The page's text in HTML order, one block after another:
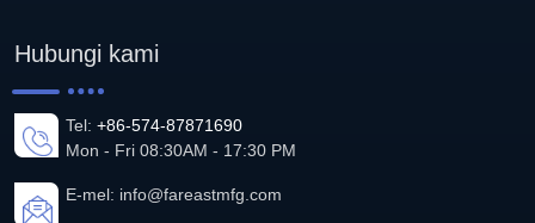
Hubungi kami
Tel: +86-574-87871690
Mon - Fri 08:30AM - 17:30 PM
E-mel: info@fareastmfg.com